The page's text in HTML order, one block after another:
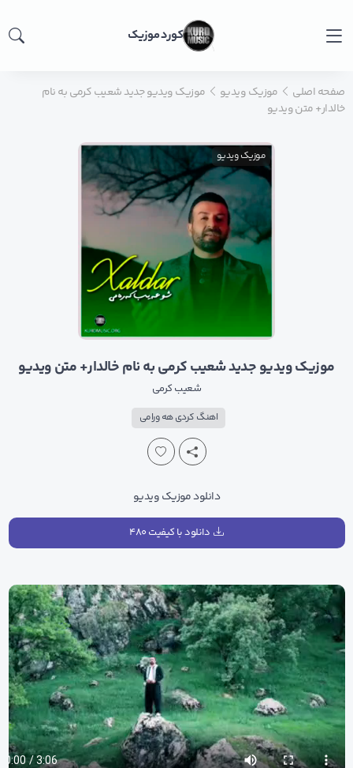
کورد موزیک
صفحه اصلی موزیک ویدیو
موزیک ویدیو جدید شعیب کرمی به نام
خالدار+ متن ویدیو
موزیک ویدیو
موزیک ویدیو جدید شعیب کرمی به نام خالدار+ متن ویدیو
شعیب کرمی
اهنگ کردی هه ورامی
دانلود موزیک ویدیو
دانلود با کیفیت ۴۸۰